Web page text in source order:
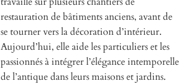
restauration de bâtiments anciens, avant de
se tourner vers la décoration d’intérieur.
Aujourd’hui, elle aide les particuliers et les
passionnés à intégrer l’élégance intemporelle
de l’antique dans leurs maisons et jardins.